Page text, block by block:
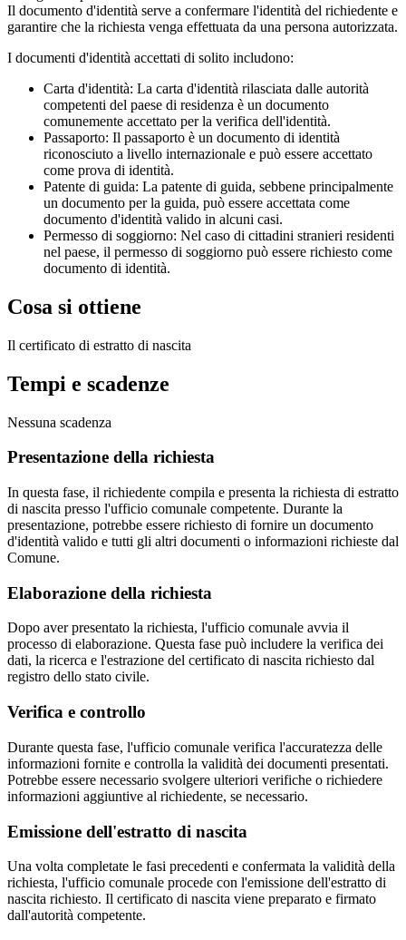
Il documento d'identità serve a confermare l'identità del richiedente e
garantire che la richiesta venga effettuata da una persona autorizzata.
I documenti d'identità accettati di solito includono:
Carta d'identità: La carta d'identità rilasciata dalle autorità
competenti del paese di residenza è un documento
comunemente accettato per la verifica dell'identità.
Passaporto: Il passaporto è un documento di identità
riconosciuto a livello internazionale e può essere accettato
come prova di identità.
Patente di guida: La patente di guida, sebbene principalmente
un documento per la guida, può essere accettata come
documento d'identità valido in alcuni casi.
Permesso di soggiorno: Nel caso di cittadini stranieri residenti
nel paese, il permesso di soggiorno può essere richiesto come
documento di identità.
Cosa si ottiene
Il certificato di estratto di nascita
Tempi e scadenze
Nessuna scadenza
Presentazione della richiesta
In questa fase, il richiedente compila e presenta la richiesta di estratto
di nascita presso l'ufficio comunale competente. Durante la
presentazione, potrebbe essere richiesto di fornire un documento
d'identità valido e tutti gli altri documenti o informazioni richieste dal
Comune.
Elaborazione della richiesta
Dopo aver presentato la richiesta, l'ufficio comunale avvia il
processo di elaborazione. Questa fase può includere la verifica dei
dati, la ricerca e l'estrazione del certificato di nascita richiesto dal
registro dello stato civile.
Verifica e controllo
Durante questa fase, l'ufficio comunale verifica l'accuratezza delle
informazioni fornite e controlla la validità dei documenti presentati.
Potrebbe essere necessario svolgere ulteriori verifiche o richiedere
informazioni aggiuntive al richiedente, se necessario.
Emissione dell'estratto di nascita
Una volta completate le fasi precedenti e confermata la validità della
richiesta, l'ufficio comunale procede con l'emissione dell'estratto di
nascita richiesto. Il certificato di nascita viene preparato e firmato
dall'autorità competente.